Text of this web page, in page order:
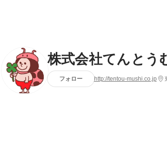
株式会社てんとう
フォロー http://tentou-mushi.co.jp